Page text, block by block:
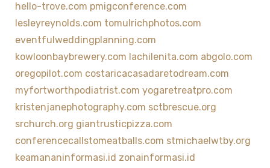
hello-trove.com pmigconference.com
lesleyreynolds.com tomulrichphotos.com
eventfulweddingplanning.com
kowloonbaybrewery.com lachilenita.com abgolo.com
oregopilot.com costaricacasadaretodream.com
myfortworthpodiatrist.com yogaretreatpro.com
kristenjanephotography.com sctbrescue.org
srchurch.org giantrusticpizza.com
conferencecallstomeatballs.com stmichaelwtby.org
keamananinformasi.id zonainformasi.id